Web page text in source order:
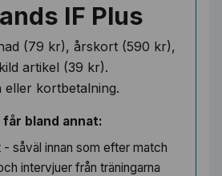
IF Plus
(79 kr), årskort (590 kr),
artikel (39 kr).
eller kortbetalning.
får bland annat:
såväl innan som efter match
intervjuer från träningarna